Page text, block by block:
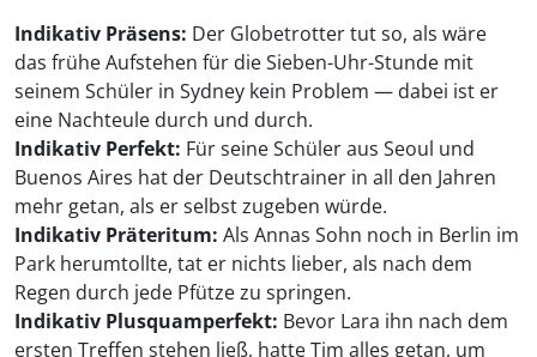
Indikativ Präsens: Der Globetrotter tut so, als wäre
das frühe Aufstehen für die Sieben-Uhr-Stunde mit
seinem Schüler in Sydney kein Problem — dabei ist er
eine Nachteule durch und durch.
Indikativ Perfekt: Für seine Schüler aus Seoul und
Buenos Aires hat der Deutschtrainer in all den Jahren
mehr getan, als er selbst zugeben würde.
Indikativ Präteritum: Als Annas Sohn noch in Berlin im
Park herumtollte, tat er nichts lieber, als nach dem
Regen durch jede Pfütze zu springen.
Indikativ Plusquamperfekt: Bevor Lara ihn nach dem
ersten Treffen stehen ließ, hatte Tim alles getan, um